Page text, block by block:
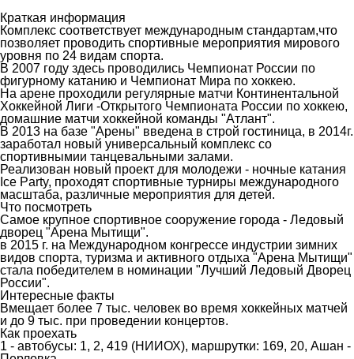
Краткая информация
Комплекс соответствует международным стандартам,что
позволяет проводить спортивные мероприятия мирового
уровня по 24 видам спорта.
В 2007 году здесь проводились Чемпионат России по
фигурному катанию и Чемпионат Мира по хоккею.
На арене проходили регулярные матчи Континентальной
Хоккейной Лиги -Открытого Чемпионата России по хоккею,
домашние матчи хоккейной команды "Атлант".
В 2013 на базе "Арены" введена в строй гостиница, в 2014г.
заработал новый универсальный комплекс со
спортивнымии танцевальными залами.
Реализован новый проект для молодежи - ночные катания
Ice Party, проходят спортивные турниры международного
масштаба, различные мероприятия для детей.
Что посмотреть
Самое крупное спортивное сооружение города - Ледовый
дворец "Арена Мытищи".
в 2015 г. на Международном конгрессе индустрии зимних
видов спорта, туризма и активного отдыха "Арена Мытищи"
стала победителем в номинации "Лучший Ледовый Дворец
России".
Интересные факты
Вмещает более 7 тыс. человек во время хоккейных матчей
и до 9 тыс. при проведении концертов.
Как проехать
1 - автобусы: 1, 2, 419 (НИИОХ), маршрутки: 169, 20, Ашан -